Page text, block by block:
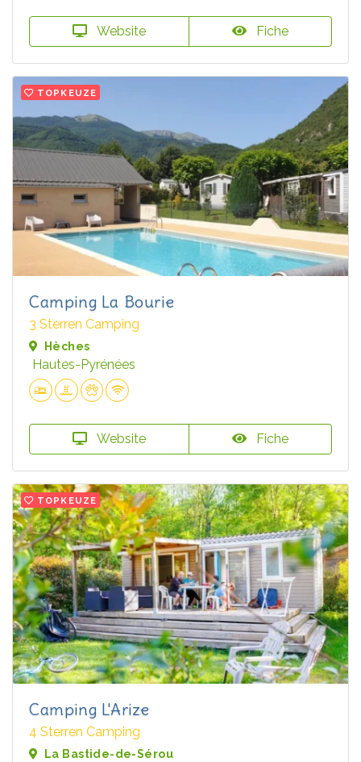
Website Fiche
TOPKEUZE
Camping La Bourie
3 Sterren Camping
Hèches
Hautes-Pyrénées
Website Fiche
TOPKEUZE
Camping L'Arize
4 Sterren Camping
La Bastide-de-Sérou